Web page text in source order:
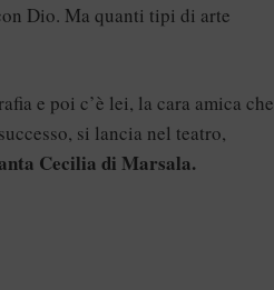
Dio. Ma quanti tipi di arte
e poi c’è lei, la cara amica che
si lancia nel teatro,
Cecilia di Marsala.